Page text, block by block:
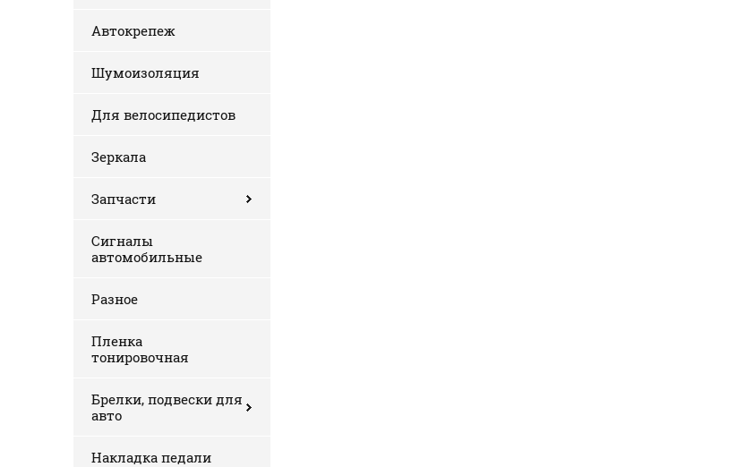
Автокрепеж
Шумоизоляция
Для велосипедистов
Зеркала
Запчасти
Сигналы
автомобильные
Разное
Пленка
тонировочная
Брелки, подвески для
авто
Накладка педали